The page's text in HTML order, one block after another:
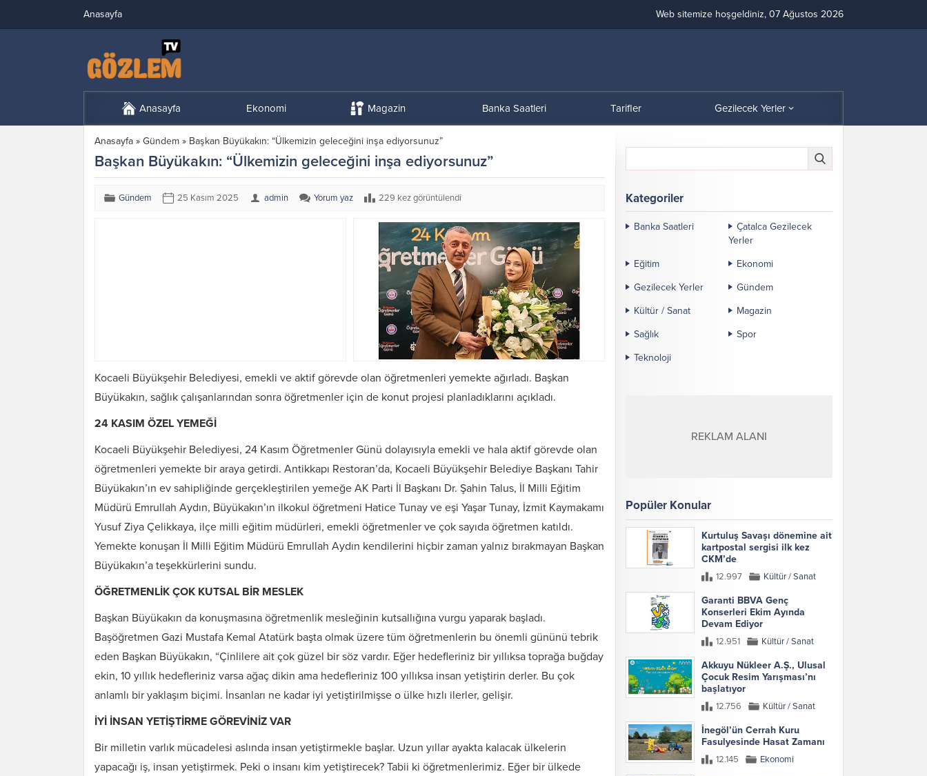
Anasayfa Web sitemize hoşgeldiniz, 07 Ağustos 2026
Anasayfa Ekonomi Magazin Banka Saatleri Tarifler Gezilecek Yerler
Anasayfa » Gündem » Başkan Büyükakın: “Ülkemizin geleceğini inşa ediyorsunuz”
Başkan Büyükakın: “Ülkemizin geleceğini inşa ediyorsunuz”
Gündem 25 Kasım 2025 admin Yorum yaz 229 kez görüntülendi
Kocaeli Büyükşehir Belediyesi, emekli ve aktif görevde olan öğretmenleri yemekte ağırladı. Başkan
Büyükakın, sağlık çalışanlarından sonra öğretmenler için de konut projesi planladıklarını açıkladı.
24 KASIM ÖZEL YEMEĞİ
Kocaeli Büyükşehir Belediyesi, 24 Kasım Öğretmenler Günü dolayısıyla emekli ve hala aktif görevde olan
öğretmenleri yemekte bir araya getirdi. Antikkapı Restoran’da, Kocaeli Büyükşehir Belediye Başkanı Tahir
Büyükakın’ın ev sahipliğinde gerçekleştirilen yemeğe AK Parti İl Başkanı Dr. Şahin Talus, İl Milli Eğitim
Müdürü Emrullah Aydın, Büyükakın’ın ilkokul öğretmeni Hatice Tunay ve eşi Yaşar Tunay, İzmit Kaymakamı
Yusuf Ziya Çelikkaya, ilçe milli eğitim müdürleri, emekli öğretmenler ve çok sayıda öğretmen katıldı.
Yemekte konuşan İl Milli Eğitim Müdürü Emrullah Aydın kendilerini hiçbir zaman yalnız bırakmayan Başkan
Büyükakın’a teşekkürlerini sundu.
ÖĞRETMENLİK ÇOK KUTSAL BİR MESLEK
Başkan Büyükakın da konuşmasına öğretmenlik mesleğinin kutsallığına vurgu yaparak başladı.
Başöğretmen Gazi Mustafa Kemal Atatürk başta olmak üzere tüm öğretmenlerin bu önemli gününü tebrik
eden Başkan Büyükakın, “Çinlilere ait çok güzel bir söz vardır. Eğer hedefleriniz bir yıllıksa toprağa buğday
ekin, 10 yıllık hedefleriniz varsa ağaç dikin ama hedefleriniz 100 yıllıksa insan yetiştirin derler. Bu çok
anlamlı bir yaklaşım biçimi. İnsanları ne kadar iyi yetiştirilmişse o ülke hızlı ilerler, gelişir.
İYİ İNSAN YETİŞTİRME GÖREVİNİZ VAR
Bir milletin varlık mücadelesi aslında insan yetiştirmekle başlar. Uzun yıllar ayakta kalacak ülkelerin
yapacağı iş, insan yetiştirmek. Peki o insanı kim yetiştirecek? Tabii ki öğretmenlerimiz. Eğer bir ülkede
Kategoriler
Banka Saatleri
Çatalca Gezilecek
Yerler
Eğitim
Ekonomi
Gezilecek Yerler
Gündem
Kültür / Sanat
Magazin
Sağlık
Spor
Teknoloji
REKLAM ALANI
Popüler Konular
Kurtuluş Savaşı dönemine ait
kartpostal sergisi ilk kez
CKM’de
12.997 Kültür / Sanat
Garanti BBVA Genç
Konserleri Ekim Ayında
Devam Ediyor
12.951 Kültür / Sanat
Akkuyu Nükleer A.Ş., Ulusal
Çocuk Resim Yarışması’nı
başlatıyor
12.756 Kültür / Sanat
İnegöl’ün Cerrah Kuru
Fasulyesinde Hasat Zamanı
12.145 Ekonomi